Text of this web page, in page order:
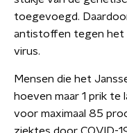
toegevoegd.
antistoffen tegen het
virus.
Mensen die het
hoeven maar 1 prik
voor maximaal 85